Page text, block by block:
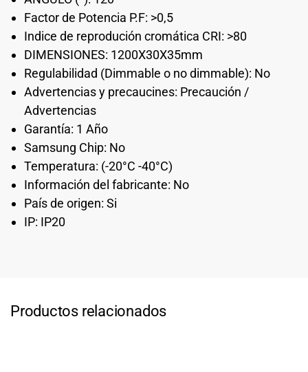
Factor de Potencia P.F: >0,5
Indice de reprodución cromática CRI: >80
DIMENSIONES: 1200X30X35mm
Regulabilidad (Dimmable o no dimmable): No
Advertencias y precaucines: Precaución /
Advertencias
Garantía: 1 Año
Samsung Chip: No
Temperatura: (-20°C -40°C)
Información del fabricante: No
País de origen: Si
IP: IP20
Productos relacionados